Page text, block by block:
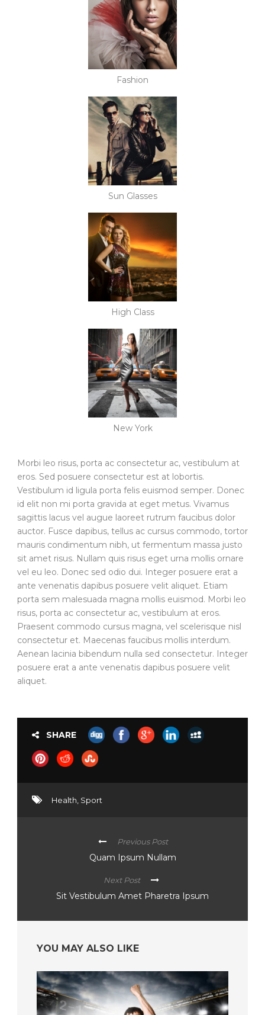
Fashion
Sun Glasses
High Class
New York
Morbi leo risus, porta ac consectetur ac, vestibulum at
eros. Sed posuere consectetur est at lobortis.
Vestibulum id ligula porta felis euismod semper. Donec
id elit non mi porta gravida at eget metus. Vivamus
sagittis lacus vel augue laoreet rutrum faucibus dolor
auctor. Fusce dapibus, tellus ac cursus commodo, tortor
mauris condimentum nibh, ut fermentum massa justo
sit amet risus. Nullam quis risus eget urna mollis ornare
vel eu leo. Donec sed odio dui. Integer posuere erat a
ante venenatis dapibus posuere velit aliquet. Etiam
porta sem malesuada magna mollis euismod. Morbi leo
risus, porta ac consectetur ac, vestibulum at eros.
Praesent commodo cursus magna, vel scelerisque nisl
consectetur et. Maecenas faucibus mollis interdum.
Aenean lacinia bibendum nulla sed consectetur. Integer
posuere erat a ante venenatis dapibus posuere velit
aliquet.
SHARE
Health Sport
Previous Post
Quam Ipsum Nullam
Next Post
Sit Vestibulum Amet Pharetra Ipsum
YOU MAY ALSO LIKE